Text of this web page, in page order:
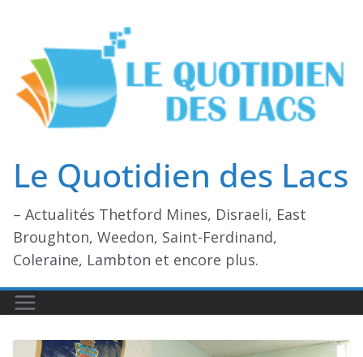
contenu
Le Quotidien des Lacs
– Actualités Thetford Mines, Disraeli, East
Broughton, Weedon, Saint-Ferdinand,
Coleraine, Lambton et encore plus.